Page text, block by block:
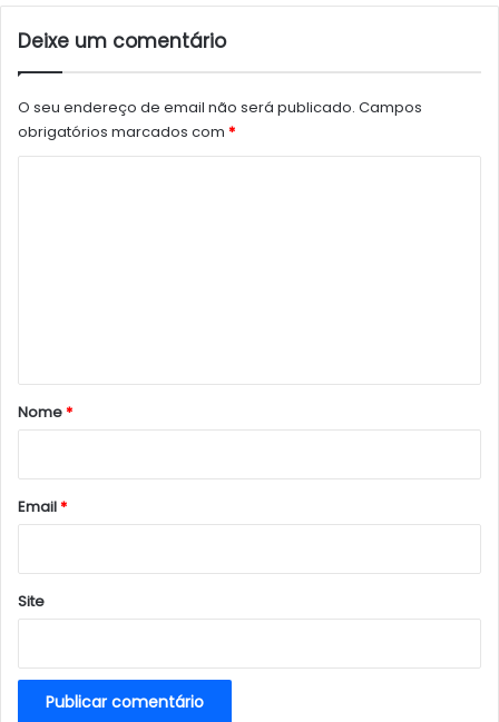
Deixe um comentário
O seu endereço de email não será publicado. Campos
obrigatórios marcados com *
r
*
Nome*
Email*
Site